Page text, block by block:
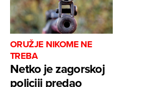
ORUŽJE NIKOME NE
TREBA
Netko je zagorskoj
policiji predao